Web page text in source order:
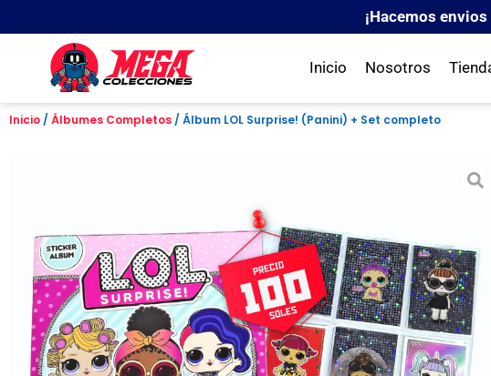
¡Hacemos
Inicio Nosotros
Inicio / Álbumes Completos / Álbum LOL Surprise! (Panini) + Set completo